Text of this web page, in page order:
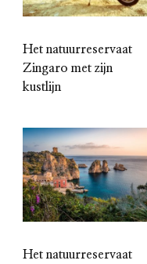
Het natuurreservaat
Zingaro met zijn
kustlijn
Het natuurreservaat